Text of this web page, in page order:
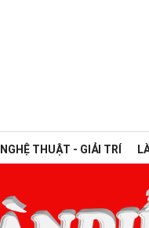
NGHỆ THUẬT - GIẢI TRÍ